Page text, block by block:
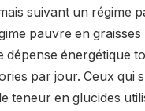
suivant un régime
pauvre en
dépense énergétique
par jour. Ceux qui
teneur en glucides